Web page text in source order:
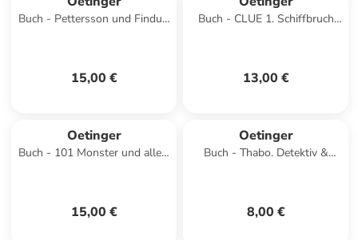
Buch - Pettersson und Findus.
15,00 €
Buch - CLUE 1. Schiffbruch
13,00 €
Oetinger
Buch - 101 Monster und alles,
15,00 €
Oetinger
Buch - Thabo. Detektiv &
8,00 €